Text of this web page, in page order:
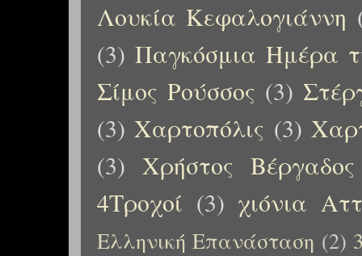
Λουκία Κεφαλογιάννη
(3) Παγκόσμια Ημέρα
Σίμος Ρούσσος (3)
(3) Χαρτοπόλις (3)
(3) Χρήστος Βέργαδος
4Τροχοί (3) χιόνια
Ελληνική Επανάσταση (2)